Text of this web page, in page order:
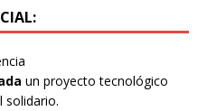
un proyecto tecnológico
solidario.